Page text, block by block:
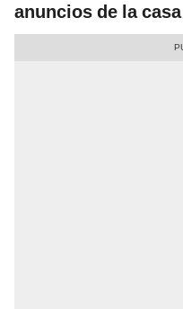
anuncios de la